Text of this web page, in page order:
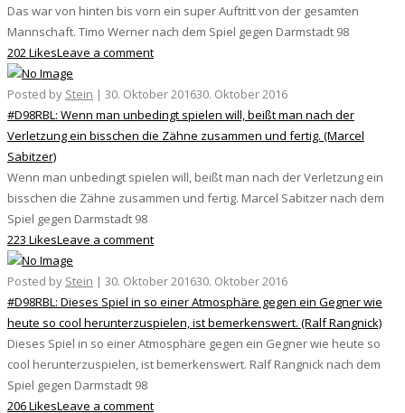
Das war von hinten bis vorn ein super Auftritt von der gesamten
Mannschaft. Timo Werner nach dem Spiel gegen Darmstadt 98
202 LikesLeave a comment
Posted by Stein | 30. Oktober 201630. Oktober 2016
#D98RBL: Wenn man unbedingt spielen will, beißt man nach der
Verletzung ein bisschen die Zähne zusammen und fertig. (Marcel
Sabitzer)
Wenn man unbedingt spielen will, beißt man nach der Verletzung ein
bisschen die Zähne zusammen und fertig. Marcel Sabitzer nach dem
Spiel gegen Darmstadt 98
223 LikesLeave a comment
Posted by Stein | 30. Oktober 201630. Oktober 2016
#D98RBL: Dieses Spiel in so einer Atmosphäre gegen ein Gegner wie
heute so cool herunterzuspielen, ist bemerkenswert. (Ralf Rangnick)
Dieses Spiel in so einer Atmosphäre gegen ein Gegner wie heute so
cool herunterzuspielen, ist bemerkenswert. Ralf Rangnick nach dem
Spiel gegen Darmstadt 98
206 LikesLeave a comment